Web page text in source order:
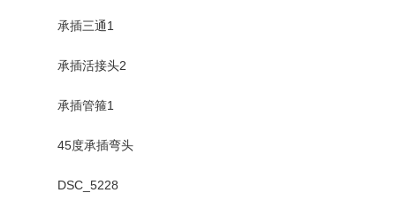
承插三通1
承插活接头2
承插管箍1
45度承插弯头
DSC_5228